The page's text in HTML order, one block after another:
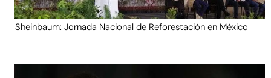
Sheinbaum: Jornada Nacional de Reforestación en México